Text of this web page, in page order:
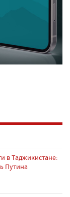
в Таджикистане:
Путина